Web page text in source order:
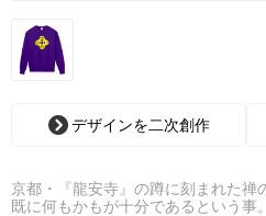
デザインを二次創作
京都・『龍安寺』の蹲に刻まれた禅
既に何もかもが十分であるという事。